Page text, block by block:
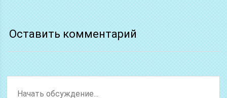
Оставить комментарий